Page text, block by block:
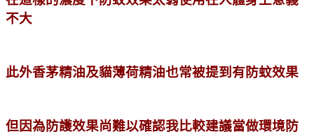
不大
此外香茅精油及貓薄荷精油也常被提到有防蚊效果
但因為防護效果尚難以確認我比較建議當做環境防